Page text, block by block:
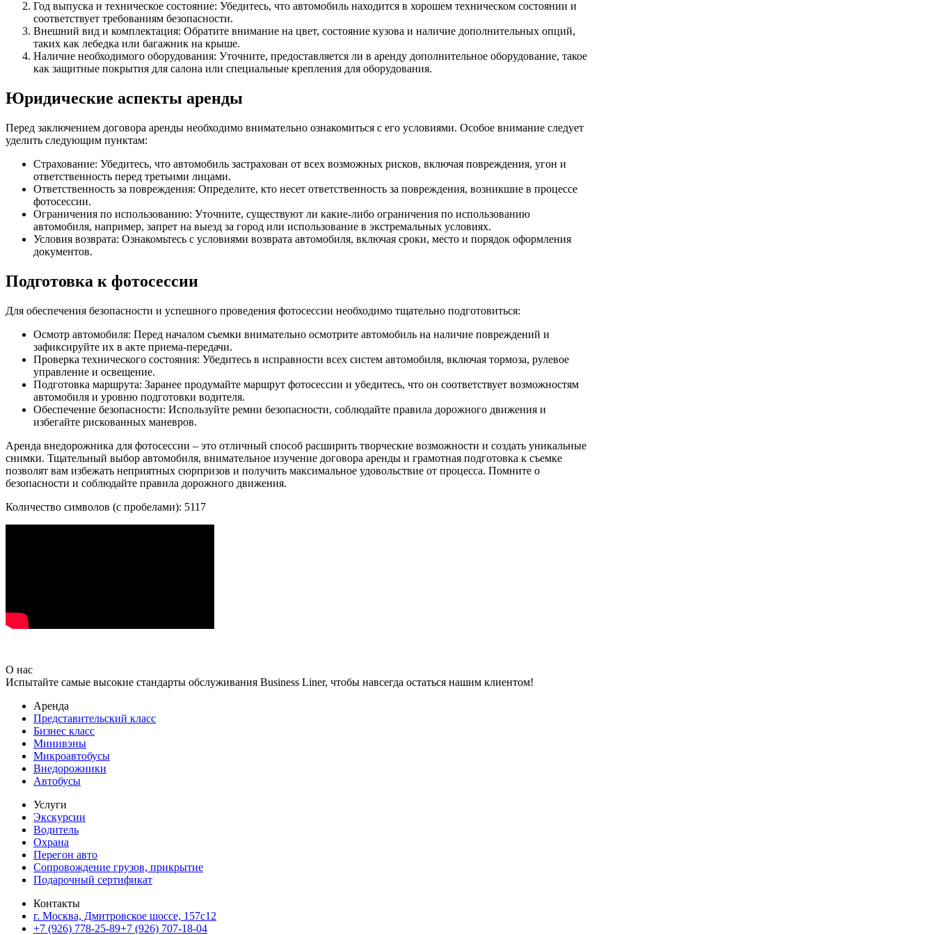
Год выпуска и техническое состояние: Убедитесь, что автомобиль находится в хорошем техническом состоянии и
соответствует требованиям безопасности.
Внешний вид и комплектация: Обратите внимание на цвет, состояние кузова и наличие дополнительных опций,
таких как лебедка или багажник на крыше.
Наличие необходимого оборудования: Уточните, предоставляется ли в аренду дополнительное оборудование, такое
как защитные покрытия для салона или специальные крепления для оборудования.
Юридические аспекты аренды
Перед заключением договора аренды необходимо внимательно ознакомиться с его условиями. Особое внимание следует
уделить следующим пунктам:
Страхование: Убедитесь, что автомобиль застрахован от всех возможных рисков, включая повреждения, угон и
ответственность перед третьими лицами.
Ответственность за повреждения: Определите, кто несет ответственность за повреждения, возникшие в процессе
фотосессии.
Ограничения по использованию: Уточните, существуют ли какие-либо ограничения по использованию
автомобиля, например, запрет на выезд за город или использование в экстремальных условиях.
Условия возврата: Ознакомьтесь с условиями возврата автомобиля, включая сроки, место и порядок оформления
документов.
Подготовка к фотосессии
Для обеспечения безопасности и успешного проведения фотосессии необходимо тщательно подготовиться:
Осмотр автомобиля: Перед началом съемки внимательно осмотрите автомобиль на наличие повреждений и
зафиксируйте их в акте приема-передачи.
Проверка технического состояния: Убедитесь в исправности всех систем автомобиля, включая тормоза, рулевое
управление и освещение.
Подготовка маршрута: Заранее продумайте маршрут фотосессии и убедитесь, что он соответствует возможностям
автомобиля и уровню подготовки водителя.
Обеспечение безопасности: Используйте ремни безопасности, соблюдайте правила дорожного движения и
избегайте рискованных маневров.
Аренда внедорожника для фотосессии – это отличный способ расширить творческие возможности и создать уникальные
снимки. Тщательный выбор автомобиля, внимательное изучение договора аренды и грамотная подготовка к съемке
позволят вам избежать неприятных сюрпризов и получить максимальное удовольствие от процесса. Помните о
безопасности и соблюдайте правила дорожного движения.
Количество символов (с пробелами): 5117
О нас
Испытайте самые высокие стандарты обслуживания Business Liner, чтобы навсегда остаться нашим клиентом!
Аренда
Представительский класс
Бизнес класс
Минивэны
Микроавтобусы
Внедорожники
Автобусы
Услуги
Экскурсии
Водитель
Охрана
Перегон авто
Сопровождение грузов, прикрытие
Подарочный сертификат
Контакты
г. Москва, Дмитровское шоссе, 157c12
+7 (926) 778-25-89+7 (926) 707-18-04